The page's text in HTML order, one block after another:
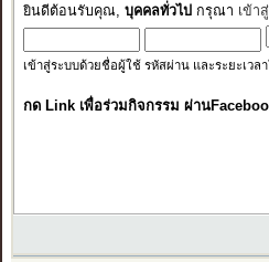
ยินดีต้อนรับคุณ, บุคคลทั่วไป กรุณา เข้า
เข้าสู่ระบบด้วยชื่อผู้ใช้ รหัสผ่าน และระยะเวล
กด Link เพื่อร่วมกิจกรรม ผ่าน